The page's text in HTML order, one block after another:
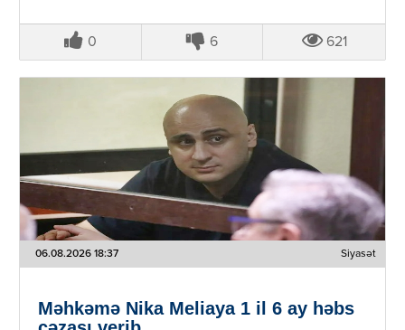
0 6 621
06.08.2026 18:37 Siyasət
Məhkəmə Nika Meliaya 1 il 6 ay həbs